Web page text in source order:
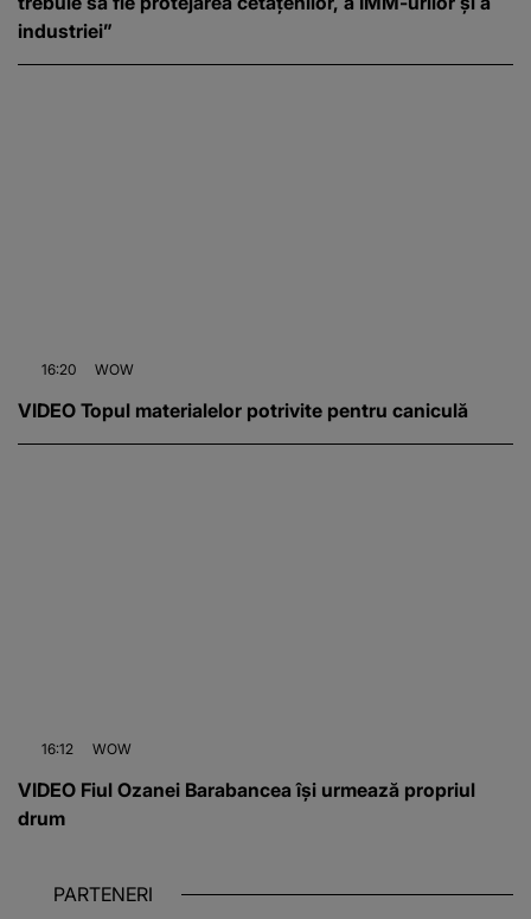
industriei”
16:20 WOW
VIDEO Topul materialelor potrivite pentru caniculă
16:12 WOW
VIDEO Fiul Ozanei Barabancea își urmează propriul
drum
PARTENERI